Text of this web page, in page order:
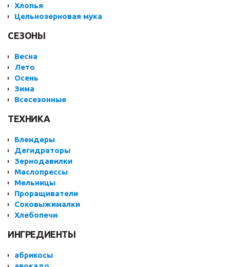
Хлопья
Цельнозерновая мука
СЕЗОНЫ
Весна
Лето
Осень
Зима
Всесезонные
ТЕХНИКА
Блендеры
Дегидраторы
Зернодавилки
Маслопрессы
Мельницы
Проращиватели
Соковыжималки
Хлебопечи
ИНГРЕДИЕНТЫ
абрикосы